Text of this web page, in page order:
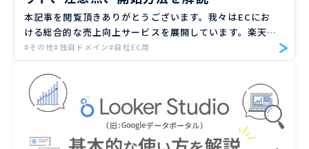
本記事を閲覧頂きありがとうございます。我々はECにお
ける総合的な売上向上サービスを展開しています。楽天、
Amazon、Yahoo!ショッピングの大手ECモールや自社サ
イトのご支援実績のもと、EC売上向上のノウハウをお届
け […]
#その他#独自ドメイン#自社EC用